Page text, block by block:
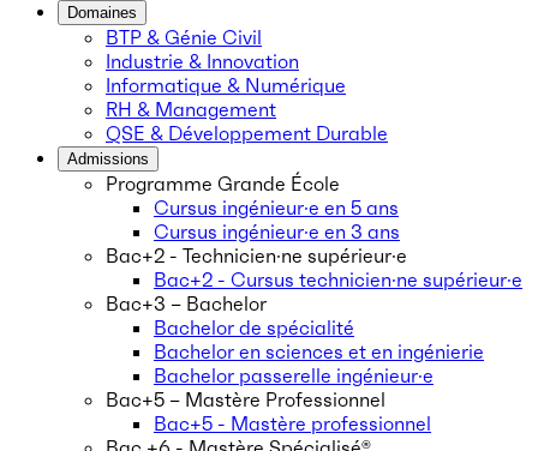
Domaines
BTP & Génie Civil
Industrie & Innovation
Informatique & Numérique
RH & Management
QSE & Développement Durable
Admissions
Programme Grande École
Cursus ingénieur·e en 5 ans
Cursus ingénieur·e en 3 ans
Bac+2 - Technicien·ne supérieur·e
Bac+2 - Cursus technicien·ne supérieur·e
Bac+3 – Bachelor
Bachelor de spécialité
Bachelor en sciences et en ingénierie
Bachelor passerelle ingénieur·e
Bac+5 – Mastère Professionnel
Bac+5 - Mastère professionnel